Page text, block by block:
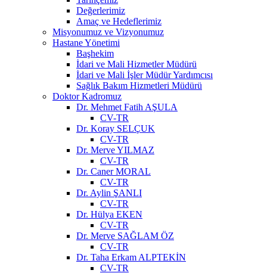
Değerlerimiz
Amaç ve Hedeflerimiz
Misyonumuz ve Vizyonumuz
Hastane Yönetimi
Başhekim
İdari ve Mali Hizmetler Müdürü
İdari ve Mali İşler Müdür Yardımcısı
Sağlık Bakım Hizmetleri Müdürü
Doktor Kadromuz
Dr. Mehmet Fatih AŞULA
CV-TR
Dr. Koray SELÇUK
CV-TR
Dr. Merve YILMAZ
CV-TR
Dr. Caner MORAL
CV-TR
Dr. Aylin ŞANLI
CV-TR
Dr. Hülya EKEN
CV-TR
Dr. Merve SAĞLAM ÖZ
CV-TR
Dr. Taha Erkam ALPTEKİN
CV-TR